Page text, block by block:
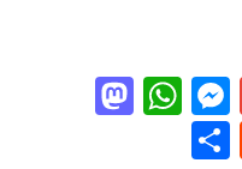
Gmail
Reddit
Share